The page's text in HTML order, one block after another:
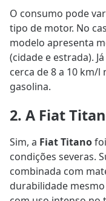
O consumo pode
tipo de motor. No
modelo apresenta
(cidade e estrada).
cerca de 8 a 10 km/l
gasolina.
2. A Fiat
Sim, a Fiat Titano
condições severas.
combinada com
durabilidade